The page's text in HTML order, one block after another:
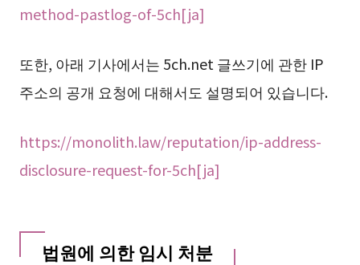
method-pastlog-of-5ch[ja]
또한, 아래 기사에서는 5ch.net 글쓰기에 관한 IP
주소의 공개 요청에 대해서도 설명되어 있습니다.
https://monolith.law/reputation/ip-address-
disclosure-request-for-5ch[ja]
법원에 의한 임시 처분